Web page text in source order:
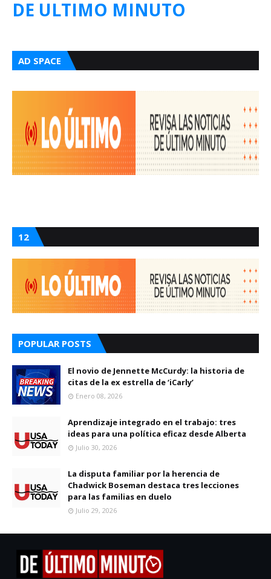
DE ULTIMO MINUTO
AD SPACE
12
POPULAR POSTS
El novio de Jennette McCurdy: la historia de
citas de la ex estrella de ‘iCarly’
Enero 08, 2026
Aprendizaje integrado en el trabajo: tres
ideas para una política eficaz desde Alberta
Julio 30, 2026
La disputa familiar por la herencia de
Chadwick Boseman destaca tres lecciones
para las familias en duelo
Julio 29, 2026